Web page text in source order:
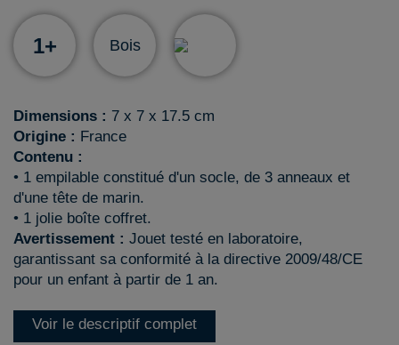
1+ Bois
Dimensions : 7 x 7 x 17.5 cm
Origine : France
Contenu :
• 1 empilable constitué d'un socle, de 3 anneaux et
d'une tête de marin.
• 1 jolie boîte coffret.
Avertissement : Jouet testé en laboratoire,
garantissant sa conformité à la directive 2009/48/CE
pour un enfant à partir de 1 an.
Voir le descriptif complet